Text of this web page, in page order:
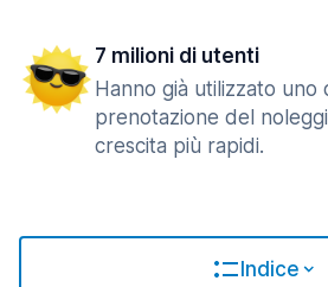
7 milioni di utenti
Hanno già utilizzato uno
prenotazione del
crescita più rapidi.
Indice